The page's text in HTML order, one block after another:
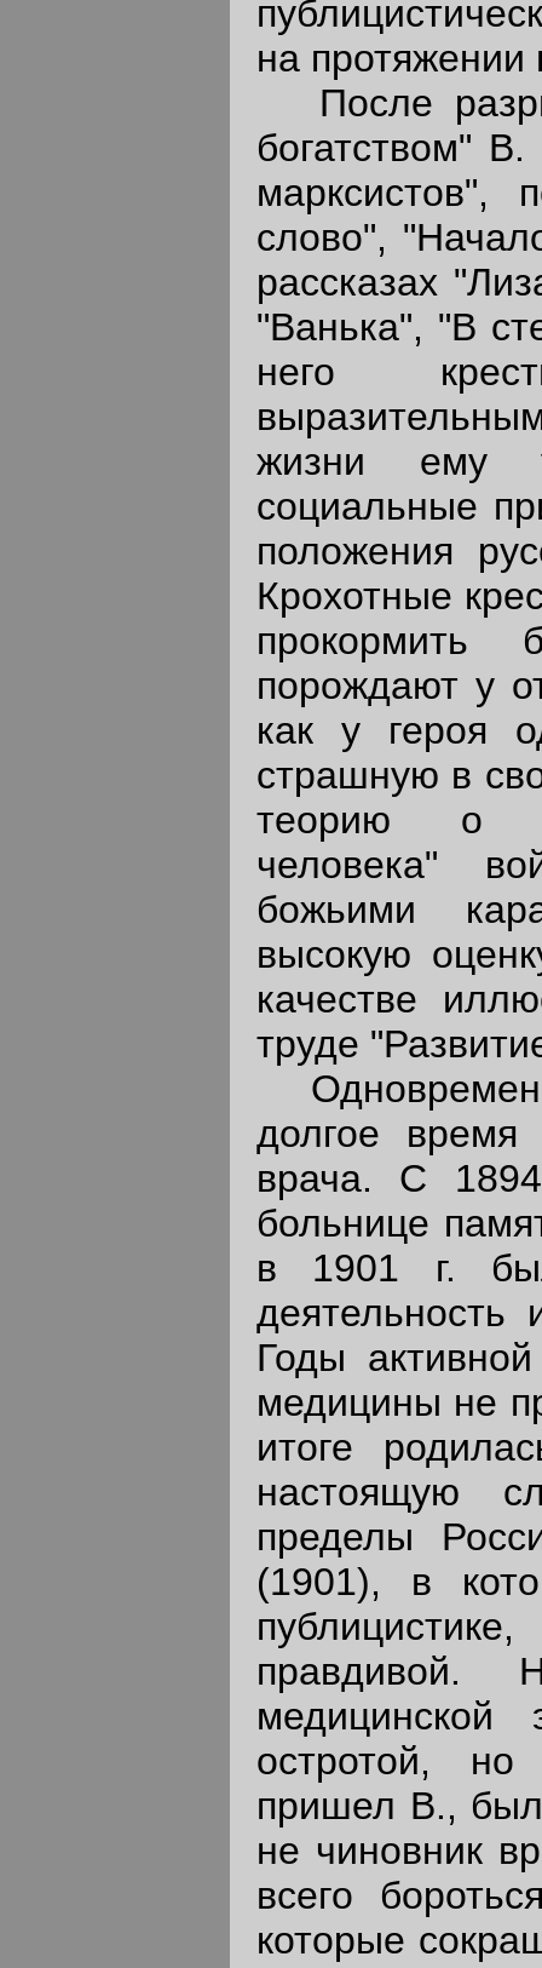
на протяжении
После
богатством"
марксистов",
слово",
рассказах
"Ванька", "В
него
жизни ему
социальные
положения
Крохотные
прокормить
порождают у
как у героя
страшную в
теорию о
человека"
божьими
высокую
качестве
труде
долгое время
врача. С
больнице
в 1901 г.
Годы
медицины не
итоге
настоящую
пределы
(1901), в
правдивой.
остротой,
пришел В., был
не чиновник
всего
которые